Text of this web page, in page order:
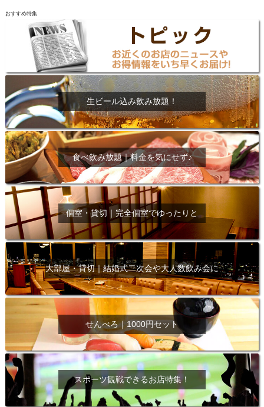
おすすめ特集
生ビール込み飲み放題！
食べ飲み放題｜料金を気にせず♪
個室・貸切｜完全個室でゆったりと
大部屋・貸切｜結婚式二次会や大人数飲み会に
せんべろ｜1000円セット
スポーツ観戦できるお店特集！